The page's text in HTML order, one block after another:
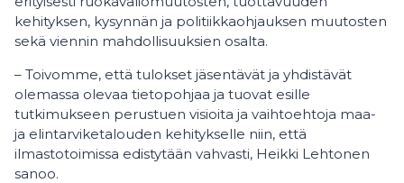
kehityksen, kysynnän ja politiikkaohjauksen muutosten
sekä viennin mahdollisuuksien osalta.
– Toivomme, että tulokset jäsentävät ja yhdistävät
olemassa olevaa tietopohjaa ja tuovat esille
tutkimukseen perustuen visioita ja vaihtoehtoja maa-
ja elintarviketalouden kehitykselle niin, että
ilmastotoimissa edistytään vahvasti, Heikki Lehtonen
sanoo.